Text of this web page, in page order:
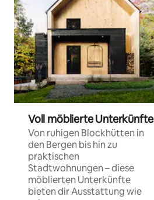
Voll möblierte Unterkünfte
Von ruhigen Blockhütten in
den Bergen bis hin zu
praktischen
Stadtwohnungen – diese
möblierten Unterkünfte
bieten dir Ausstattung wie